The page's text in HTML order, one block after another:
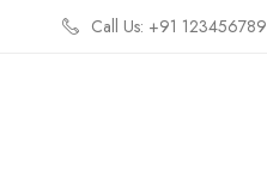
Call Us: +91 123456789